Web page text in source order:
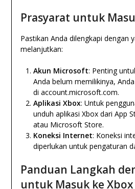
Prasyarat untuk
Pastikan Anda dilengkapi dengan
melanjutkan:
Akun Microsoft: Penting
Anda belum memilikinya,
di account.microsoft.com.
Aplikasi Xbox: Untuk
unduh aplikasi Xbox dari App
atau Microsoft Store.
Koneksi Internet: Koneksi
diperlukan untuk pengaturan
Panduan Langkah
untuk Masuk ke